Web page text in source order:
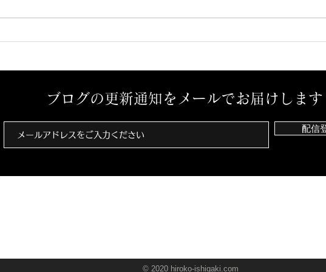
ブログの更新通知をメールでお届けします
配信
© 2020 hiroko-ishigaki.com